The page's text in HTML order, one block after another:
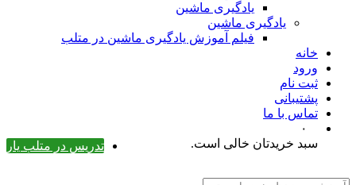
یادگیری ماشین
یادگیری ماشین
فیلم آموزش یادگیری ماشین در متلب
خانه
ورود
ثبت نام
پشتیبانی
تماس با ما
۰
تدریس در متلب یار
سبد خریدتان خالی است.